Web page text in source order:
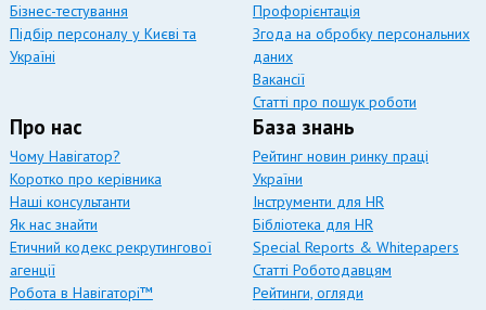
Бізнес-тестування
Підбір персоналу у Києві та
Україні
Профорієнтація
Згода на обробку персональних
даних
Вакансії
Статті про пошук роботи
Про нас
Чому Навігатор?
Коротко про керівника
Наші консультанти
Як нас знайти
Етичний кодекс рекрутингової
агенції
Робота в Навігаторі™
База знань
Рейтинг новин ринку праці
України
Інструменти для HR
Бібліотека для HR
Special Reports & Whitepapers
Статті Роботодавцям
Рейтинги, огляди